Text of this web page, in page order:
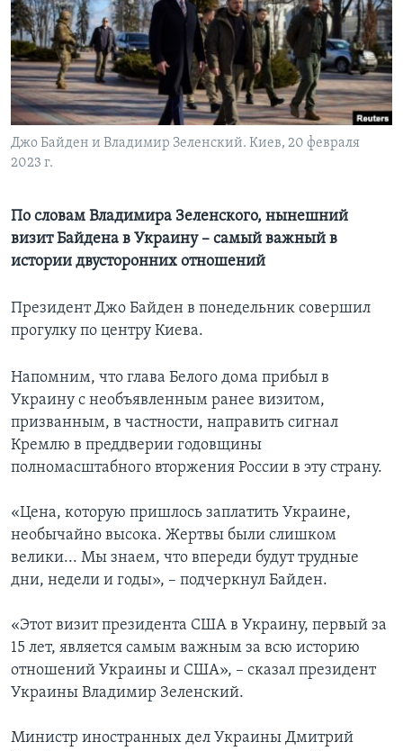
Learning English
СОЦИАЛЬНЫЕ СЕТИ
Языки
Джо Байден и Владимир Зеленский. Киев, 20 февраля
2023 г.
По словам Владимира Зеленского, нынешний
визит Байдена в Украину – самый важный в
истории двусторонних отношений
Президент Джо Байден в понедельник совершил
прогулку по центру Киева.
Напомним, что глава Белого дома прибыл в
Украину с необъявленным ранее визитом,
призванным, в частности, направить сигнал
Кремлю в преддверии годовщины
полномасштабного вторжения России в эту страну.
«Цена, которую пришлось заплатить Украине,
необычайно высока. Жертвы были слишком
велики... Мы знаем, что впереди будут трудные
дни, недели и годы», – подчеркнул Байден.
«Этот визит президента США в Украину, первый за
15 лет, является самым важным за всю историю
отношений Украины и США», – сказал президент
Украины Владимир Зеленский.
Министр иностранных дел Украины Дмитрий